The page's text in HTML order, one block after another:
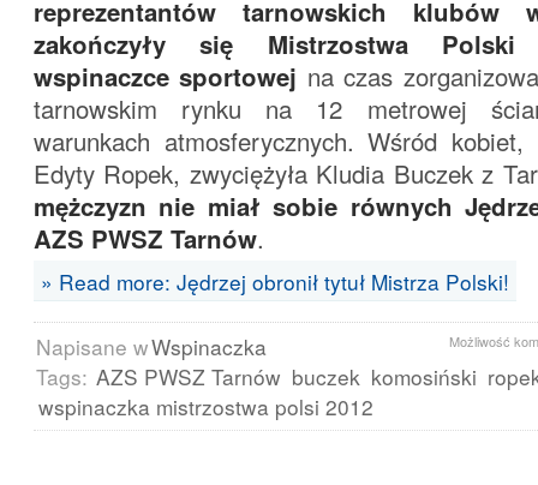
reprezentantów tarnowskich klubów
zakończyły się Mistrzostwa
wspinaczce sportowej na czas
tarnowskim rynku na 12 metrowej
warunkach atmosferycznych. Wśród kobiet,
Edyty Ropek, zwyciężyła Kludia Buczek z
mężczyzn nie miał sobie równych
AZS PWSZ Tarnów.
» Read more: Jędrzej obronił tytuł Mistrza Polski!
Możliwość
Napisane wWspinaczka
Tags: AZS PWSZ Tarnów buczek komosiński
wspinaczka mistrzostwa polsi 2012